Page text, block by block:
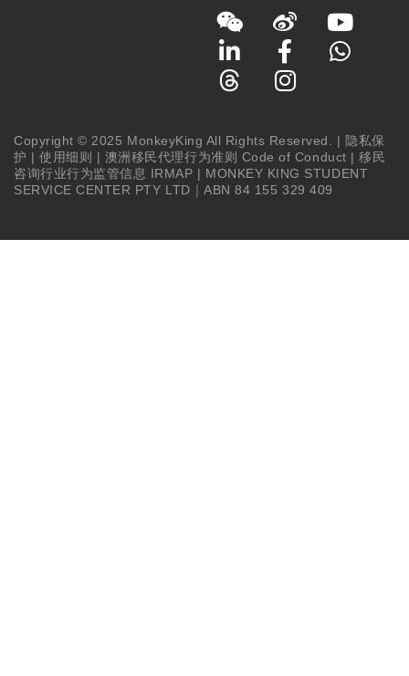
Copyright © 2025 MonkeyKing All Rights Reserved. | 隐私保
护 |使用细则 | 澳洲移民代理行为准则 Code of Conduct |移民
咨询行业行为监管信息 IRMAP | MONKEY KING STUDENT
SERVICE CENTER PTY LTD｜ABN 84 155 329 409